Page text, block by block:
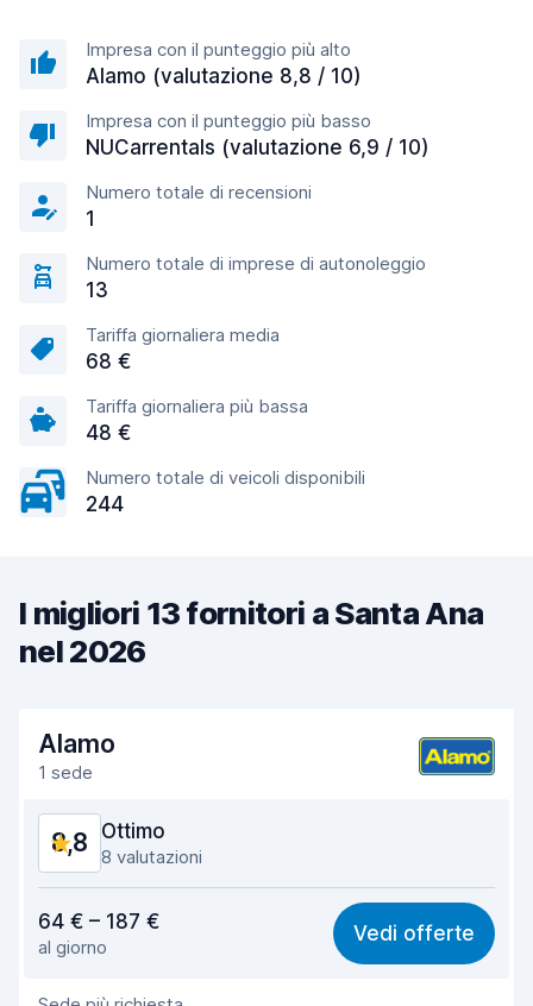
Impresa con il punteggio più alto
Alamo (valutazione 8,8 / 10)
Impresa con il punteggio più basso
NUCarrentals (valutazione 6,9 / 10)
Numero totale di recensioni
1
Numero totale di imprese di autonoleggio
13
Tariffa giornaliera media
68 €
Tariffa giornaliera più bassa
48 €
Numero totale di veicoli disponibili
244
I migliori 13 fornitori a Santa Ana
nel 2026
Alamo
1 sede
8,8 Ottimo
8 valutazioni
9,0
Facile da trovare 8,2
64 € – 187 €
al giorno
Vedi offerte